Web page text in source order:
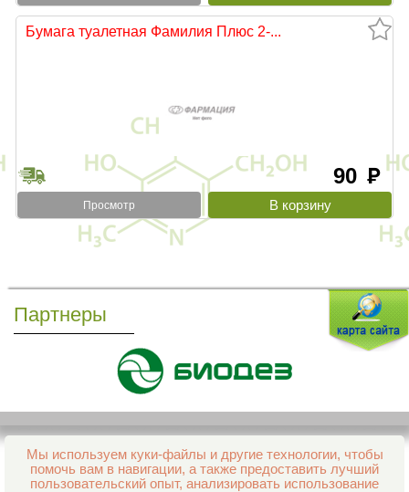
Бумага туалетная Фамилия Плюс 2-...
90 руб
Просмотр
Партнеры
Мы используем куки-файлы и другие технологии, чтобы
помочь вам в навигации, а также предоставить лучший
пользовательский опыт, анализировать использование
Все права защищены и охраняются законом
© 2013–2026 Интернет-аптека Фармация